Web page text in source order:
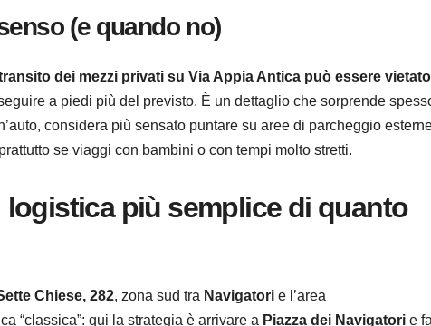
(e quando no)
dei mezzi privati su Via Appia Antica può essere vietato
a piedi più del previsto. È un dettaglio che sorprende
considera più sensato puntare su aree di parcheggio
se viaggi con bambini o con tempi molto stretti.
più semplice di quanto
Chiese, 282, zona sud tra Navigatori e l’area
“classica”: qui la strategia è arrivare a Piazza dei Navigatori e